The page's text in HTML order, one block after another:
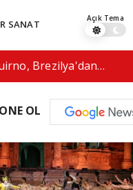
SANAT
yayında vurularak…
OL